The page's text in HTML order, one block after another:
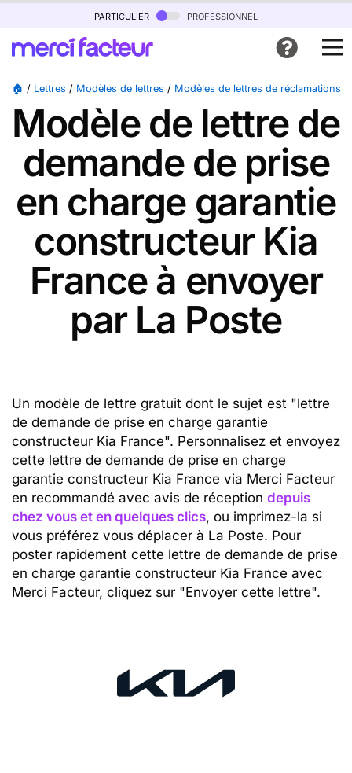
particulier professionnel
🏠 / Lettres / Modèles de lettres / Modèles de lettres de réclamations
Modèle de lettre de
demande de prise
en charge garantie
constructeur Kia
France à envoyer
par La Poste
Un modèle de lettre gratuit dont le sujet est "lettre
de demande de prise en charge garantie
constructeur Kia France". Personnalisez et envoyez
cette lettre de demande de prise en charge
garantie constructeur Kia France via Merci Facteur
en recommandé avec avis de réception depuis
chez vous et en quelques clics, ou imprimez-la si
vous préférez vous déplacer à La Poste. Pour
poster rapidement cette lettre de demande de prise
en charge garantie constructeur Kia France avec
Merci Facteur, cliquez sur "Envoyer cette lettre".